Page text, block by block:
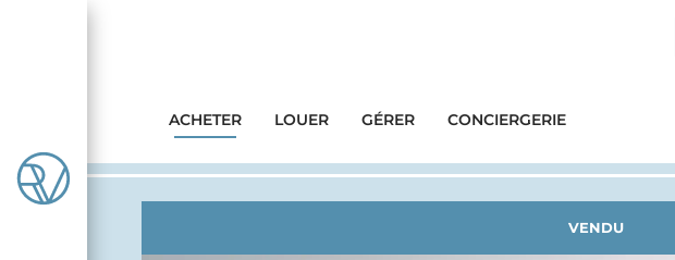
ACHETER LOUER GÉRER CONCIERGERIE
VENDU